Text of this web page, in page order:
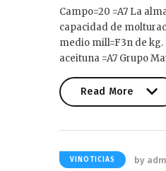
Campo=20 =A7 La
capacidad de
medio mill=F3n de kg.
aceituna =A7 Grupo
Read More
VINOTICIAS by